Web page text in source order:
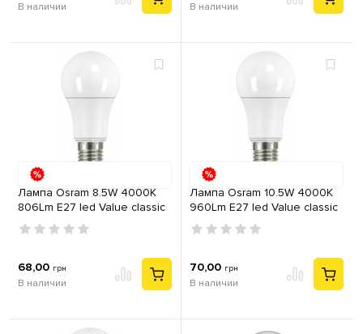
В наличии В наличии
Лампа Osram 8.5W 4000К
806Lm E27 led Value classic
A75 230V груша
68,00 грн
В наличии
Лампа Osram 10.5W 4000К
960Lm E27 led Value classic
A100 230V груша
70,00 грн
В наличии